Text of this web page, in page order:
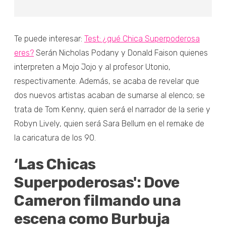
Te puede interesar: Test: ¿qué Chica Superpoderosa
eres? Serán Nicholas Podany y Donald Faison quienes
interpreten a Mojo Jojo y al profesor Utonio,
respectivamente. Además, se acaba de revelar que
dos nuevos artistas acaban de sumarse al elenco; se
trata de Tom Kenny, quien será el narrador de la serie y
Robyn Lively, quien será Sara Bellum en el remake de
la caricatura de los 90.
‘Las Chicas
Superpoderosas': Dove
Cameron filmando una
escena como Burbuja